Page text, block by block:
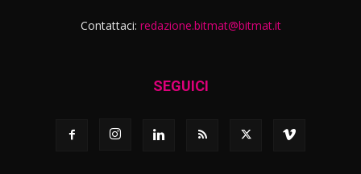
Contattaci: redazione.bitmat@bitmat.it
SEGUICI